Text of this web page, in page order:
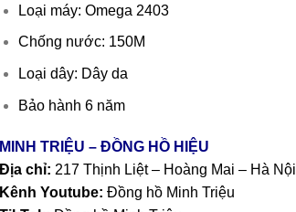
Loại máy: Omega 2403
Chống nước: 150M
Loại dây: Dây da
Bảo hành 6 năm
MINH TRIỆU – ĐỒNG HỒ HIỆU
Địa chỉ: 217 Thịnh Liệt – Hoàng Mai – Hà Nội
Kênh Youtube: Đồng hồ Minh Triệu